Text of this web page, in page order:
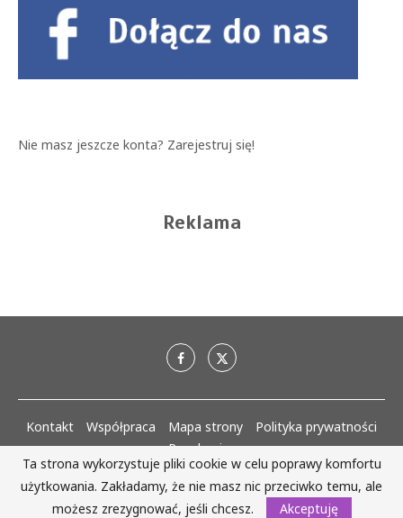
Nie masz jeszcze konta? Zarejestruj się!
Reklama
Kontakt Współpraca Mapa strony
Polityka prywatności
Regulaminy
AlejaKobiet.pl @2020 - 2023 Wszystkie prawa zastrzeżone. | Realizacja:
www.woh.group
Ta strona wykorzystuje pliki cookie w celu poprawy komfortu
użytkowania. Zakładamy, że nie masz nic przeciwko temu, ale
możesz zrezygnować, jeśli chcesz.
Akceptuję